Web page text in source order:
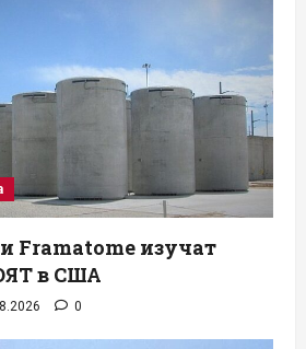
Framatome изучат
в США
0